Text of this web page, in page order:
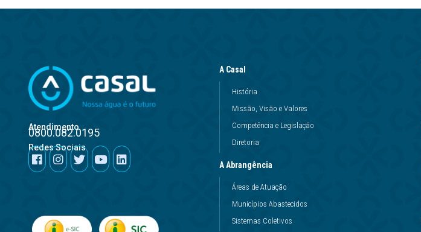
Atendimento
0800.082.0195
Redes Sociais
A Casal
História
Missão, Visão e Valores
Competência e Legislação
Diretoria
A Abrangência
Áreas de Atuação
Municípios Abastecidos
Sistemas Coletivos